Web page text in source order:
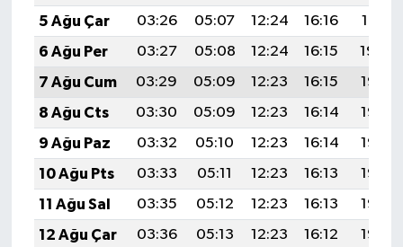
5 Ağu Çar
03:26 05:07 12:24 16:16
19:31
6 Ağu Per
03:27 05:08 12:24 16:15
19:30
7 Ağu Cum
03:29 05:09 12:23 16:15
19:28
8 Ağu Cts
03:30 05:09 12:23 16:14
19:27
9 Ağu Paz
03:32 05:10 12:23 16:14
19:26
10 Ağu Pts
03:33 05:11 12:23 16:13
19:25
11 Ağu Sal
03:35 05:12 12:23 16:13
19:23
12 Ağu Çar
03:36 05:13 12:23 16:12
19:22